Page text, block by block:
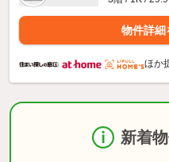
物件詳細
ほか
新着